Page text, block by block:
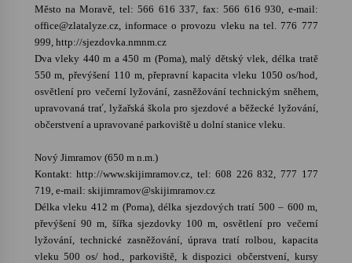
Město na Moravě, tel: 566 616 337, fax: 566 616 930, e-mail:
office@zlatalyze.cz, informace o provozu vleku na tel. 776 777
999, http://sjezdovka.nmnm.cz
Dva vleky 440 m a 450 m (Poma), malý dětský vlek, délka tratě
550 m, převýšení 110 m, přepravní kapacita vleku 1050 os/hod,
osvětlení pro večerní lyžování, zasněžování technickým sněhem,
upravovaná trať, lyžařská škola pro sjezdové a běžecké lyžování,
občerstvení a upravované parkoviště u dolní stanice vleku.
Nový Jimramov (650 m n.m.)
Kontakt: http://www.skijimramov.cz, tel: 608 226 832, 777 177
719, e-mail: skijimramov@skijimramov.cz
Délka vleku 412 m (Poma), délka sjezdových tratí 500 – 600 m,
převýšení 90 m, šířka sjezdovky 100 m, osvětlení pro večerní
lyžování, technické zasněžování, úprava tratí rolbou, kapacita
vleku 500 os/ hod., parkoviště, k dispozici občerstvení, kursy